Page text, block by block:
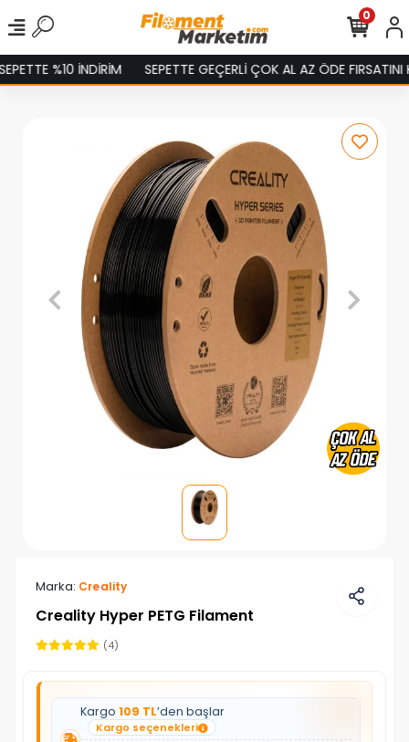
İNDİRİM SEPETTE GEÇERLİ ÇOK AL AZ ÖDE FIRSATINI KAÇIRMA!
0
Marka: Creality
Creality Hyper PETG Filament
(4)
Kargo 109 TL’den başlar
Kargo seçenekleri